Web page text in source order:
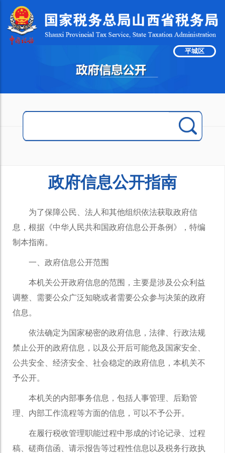
平城区
政府信息公开指南
为了保障公民、法人和其他组织依法获取政府信
息，根据《中华人民共和国政府信息公开条例》，特编
制本指南。
一、政府信息公开范围
本机关公开政府信息的范围，主要是涉及公众利益
调整、需要公众广泛知晓或者需要公众参与决策的政府
信息。
依法确定为国家秘密的政府信息，法律、行政法规
禁止公开的政府信息，以及公开后可能危及国家安全、
公共安全、经济安全、社会稳定的政府信息，本机关不
予公开。
本机关的内部事务信息，包括人事管理、后勤管
理、内部工作流程等方面的信息，可以不予公开。
在履行税收管理职能过程中形成的讨论记录、过程
稿、磋商信函、请示报告等过程性信息以及税务行政执